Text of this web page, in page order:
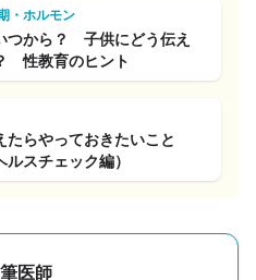
・ホルモン
つから？ 子供にどう伝え
性教育のヒント
たらやっておきたいこと
ルスチェック編）
医師